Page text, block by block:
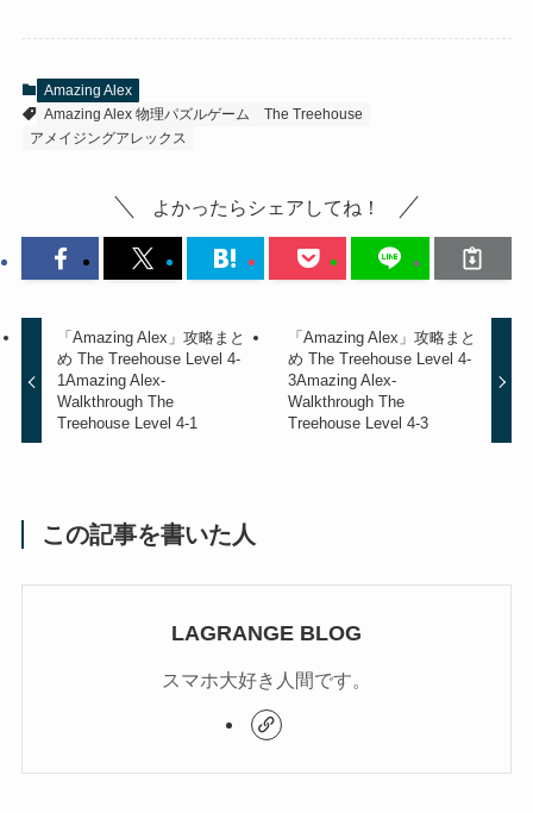
Amazing Alex
Amazing Alex 物理パズルゲーム
The Treehouse
アメイジングアレックス
よかったらシェアしてね！
「Amazing Alex」攻略まと
め The Treehouse Level 4-
1Amazing Alex-
Walkthrough The
Treehouse Level 4-1
「Amazing Alex」攻略まと
め The Treehouse Level 4-
3Amazing Alex-
Walkthrough The
Treehouse Level 4-3
この記事を書いた人
LAGRANGE BLOG
スマホ大好き人間です。